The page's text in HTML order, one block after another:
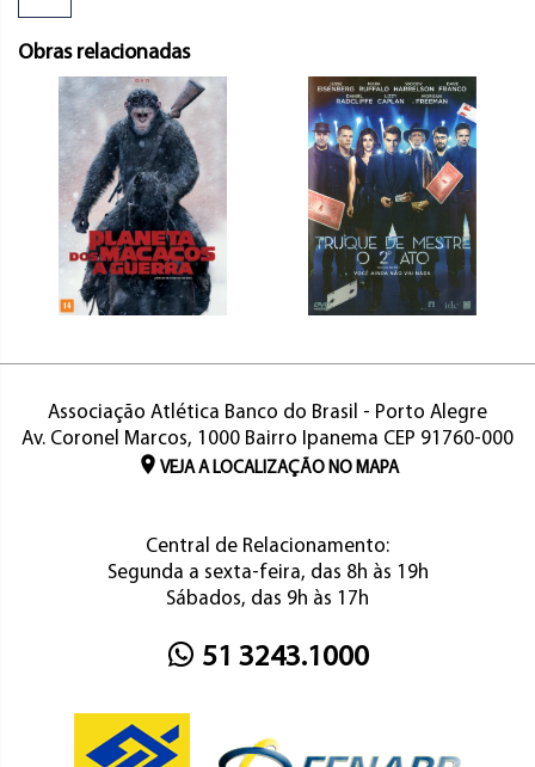
Obras relacionadas
Associação Atlética Banco do Brasil - Porto Alegre
Av. Coronel Marcos, 1000 Bairro Ipanema CEP 91760-000
VEJA A LOCALIZAÇÃO NO MAPA
Central de Relacionamento:
Segunda a sexta-feira, das 8h às 19h
Sábados, das 9h às 17h
51 3243.1000